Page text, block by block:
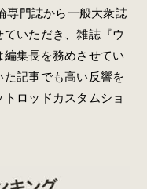
専門誌から一般大衆誌
いただき、雑誌『ウ
集長を務めさせてい
記事でも高い反響を
ロッドカスタムショ